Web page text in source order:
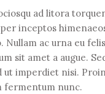
ad litora
inceptos
Nullam ac urna eu felis
sit amet a augue.
ut imperdiet nisi.
fermentum nunc.